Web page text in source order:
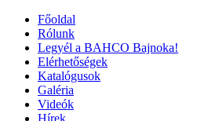
Főoldal
Rólunk
Legyél a BAHCO Bajnoka!
Elérhetőségek
Katalógusok
Galéria
Videók
Hírek